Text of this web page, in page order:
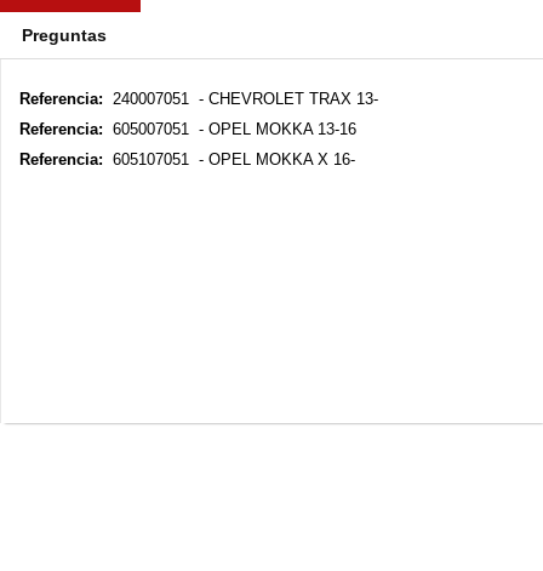
Preguntas
Referencia: 240007051 - CHEVROLET TRAX 13-
Referencia: 605007051 - OPEL MOKKA 13-16
Referencia: 605107051 - OPEL MOKKA X 16-